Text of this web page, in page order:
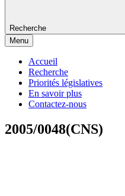
Recherche
Menu
Accueil
Recherche
Priorités législatives
En savoir plus
Contactez-nous
2005/0048(CNS)